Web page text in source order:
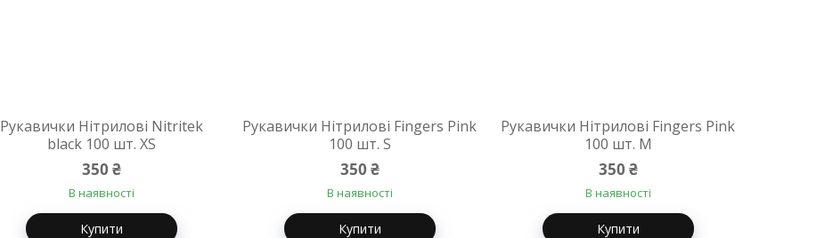
Рукавички Нітрилові Nitritek
black 100 шт. XS
350 ₴
В наявності
Купити
Рукавички Нітрилові Fingers Pink
100 шт. S
350 ₴
В наявності
Купити
Рукавички Нітрилові Fingers Pink
100 шт. M
350 ₴
В наявності
Купити